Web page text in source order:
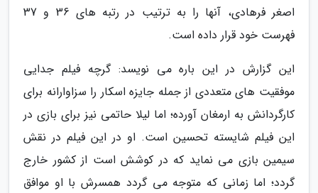
اصغر فرهادی، آنها را به ترتیب در رتبه های 36 و 37
فهرست خود قرار داده است.
این گزارش در این باره می نویسد: گرچه فیلم جدایی
موفقیت های متعددی از جمله جایزه اسکار را سزاوارانه برای
کارگردانش به ارمغان آورده؛ اما لیلا حاتمی نیز برای بازی در
این فیلم شایسته تحسین است. او در این فیلم در نقش
سیمین بازی می نماید که در کوشش است از کشور خارج
گردد؛ اما زمانی که متوجه می گردد همسرش با او موافق